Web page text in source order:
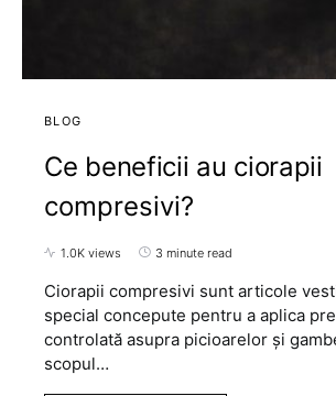
BLOG
Ce beneficii au ciorapii
compresivi?
1.0K views 3 minute read
Ciorapii compresivi sunt articole
special concepute pentru a aplica
controlată asupra picioarelor și
scopul…